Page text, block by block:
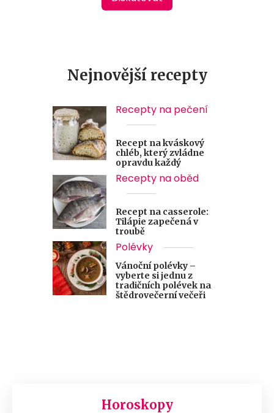
Nejnovější recepty
Recepty na pečení
Recept na kváskový
chléb, který zvládne
opravdu každý
Recepty na oběd
Recept na casserole:
Tilápie zapečená v
troubě
Polévky
Vánoční polévky –
vyberte si jednu z
tradičních polévek na
štědrovečerní večeři
Horoskopy